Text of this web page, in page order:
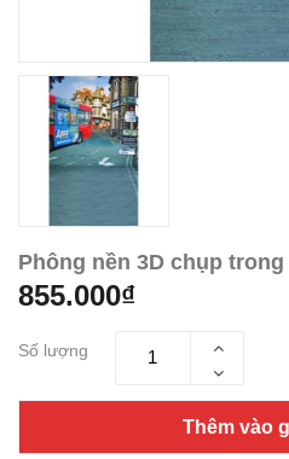
Phông nền 3D chụp
855.000₫
Số lượng
Thêm vào